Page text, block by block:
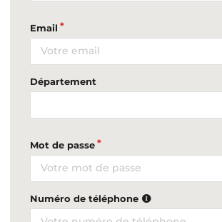
Email
Département
Mot de passe
Numéro de téléphone